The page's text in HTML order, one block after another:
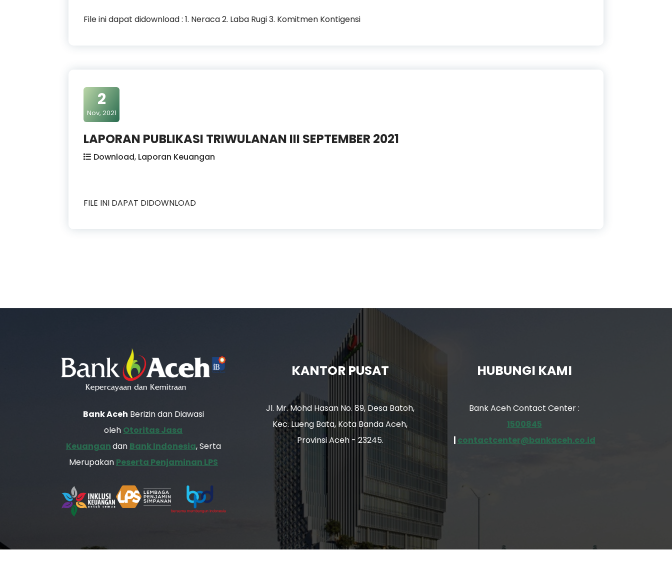
File ini dapat didownload : 1. Neraca 2. Laba Rugi 3. Komitmen Kontigensi
2
Nov, 2021
LAPORAN PUBLIKASI TRIWULANAN III SEPTEMBER 2021
Download, Laporan Keuangan
FILE INI DAPAT DIDOWNLOAD
Bank Aceh Berizin dan Diawasi
oleh Otoritas Jasa
Keuangandan Bank Indonesia, Serta
Merupakan Peserta Penjaminan LPS
KANTOR PUSAT
Jl. Mr. Mohd Hasan No. 89, Desa Batoh,
Kec. Lueng Bata, Kota Banda Aceh,
Provinsi Aceh - 23245.
HUBUNGI KAMI
Bank Aceh Contact Center :
1500845
| contactcenter@bankaceh.co.id